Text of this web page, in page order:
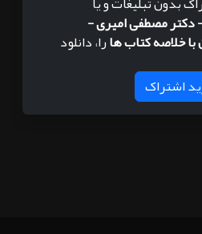
دکتر مصطفی امیری -
خلاصه کتاب هارا، دانلود
اشتراک